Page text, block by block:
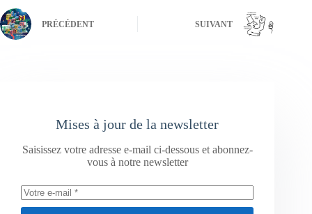
PRÉCÉDENT SUIVANT
Mises à jour de la newsletter
Saisissez votre adresse e-mail ci-dessous et abonnez-
vous à notre newsletter